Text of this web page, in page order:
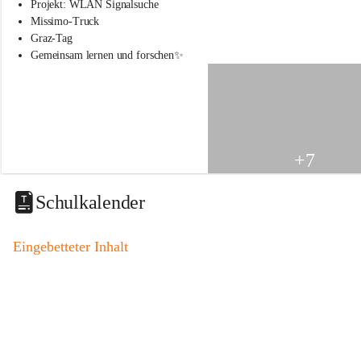
s
s
c
i
t
a
o
Projekt: WLAN Signalsuche
Missimo-Truck
Graz-Tag
Gemeinsam lernen und forschen✨
+7
Schulkalender
Eingebetteter Inhalt